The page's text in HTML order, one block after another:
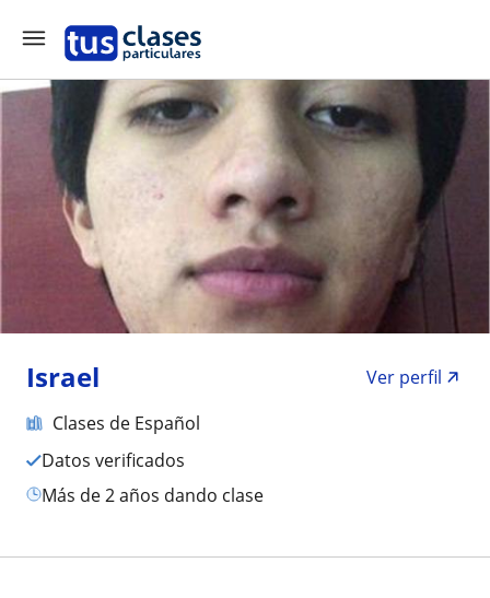
Israel
Ver perfil
Clases de Español
Datos verificados
más de 2 años dando clase